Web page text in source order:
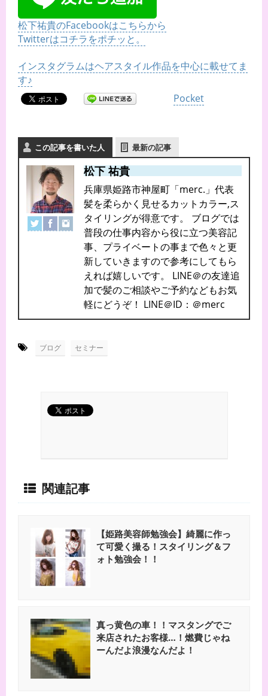
松下祐貴のFacebookはこちらから
Twitterはコチラをポチッと。
インスタグラムはヘアスタイル作品を中心に載せてま
す♪
Pocket
この記事を書いた人 最新の記事
松下 祐貴
兵庫県姫路市神屋町「merc.」代表
髪を柔らかく見せるカットカラー,ス
タイリングが得意です。 ブログでは
普段の仕事内容から役に立つ美容記
事、プライベートの事まで色々と更
新していきますので参考にしてもら
えれば嬉しいです。 LINE＠の友達追
加で髪のご相談やご予約などもお気
軽にどうぞ！ LINE＠ID：＠merc
ブログ セミナー
関連記事
【姫路美容師勉強会】綺麗に作っ
て可愛く撮る！スタイリング＆フ
ォト勉強会！！
真っ黄色の車！！マスタングでご
来店されたお客様…！燃費じゃね
ーんだよ浪漫なんだよ！